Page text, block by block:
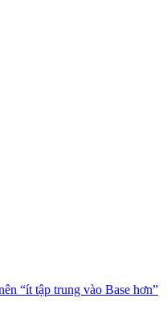
“ít tập trung vào Base hơn”